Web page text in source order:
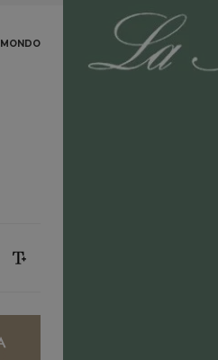
MONDO